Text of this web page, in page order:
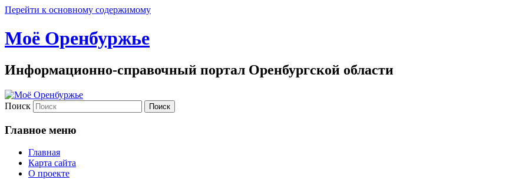
Перейти к основному содержимому
Моё Оренбуржье
Информационно-справочный портал Оренбургской области
Поиск
Главное меню
Главная
Карта сайта
О проекте